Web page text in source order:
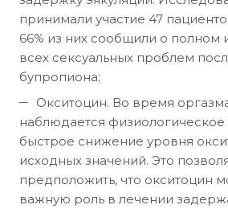
принимали участие 47
66% из них сообщили о полном
всех сексуальных проблем
бупропиона;
Окситоцин. Во время
наблюдается
быстрое снижение уровня
исходных значений. Это
предположить, что окситоцин
важную роль в лечении